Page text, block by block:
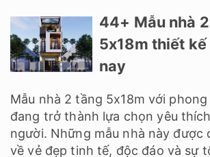
44+ Mẫu nhà
5x18m thiết
nay
Mẫu nhà 2 tầng 5x18m với
đang trở thành lựa chọn yêu
người. Những mẫu nhà này được
về vẻ đẹp tinh tế, độc đáo và sự